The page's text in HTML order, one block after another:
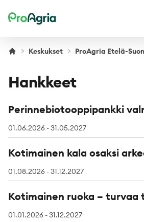
ProAgria
Keskukset ProAgria Etelä-
Hankkeet
Perinnebiotooppipankki
01.06.2026 - 31.05.2027
Kotimainen kala osaksi
01.08.2026 - 31.12.2027
Kotimainen ruoka – turvaa
01.01.2026 - 31.12.2027